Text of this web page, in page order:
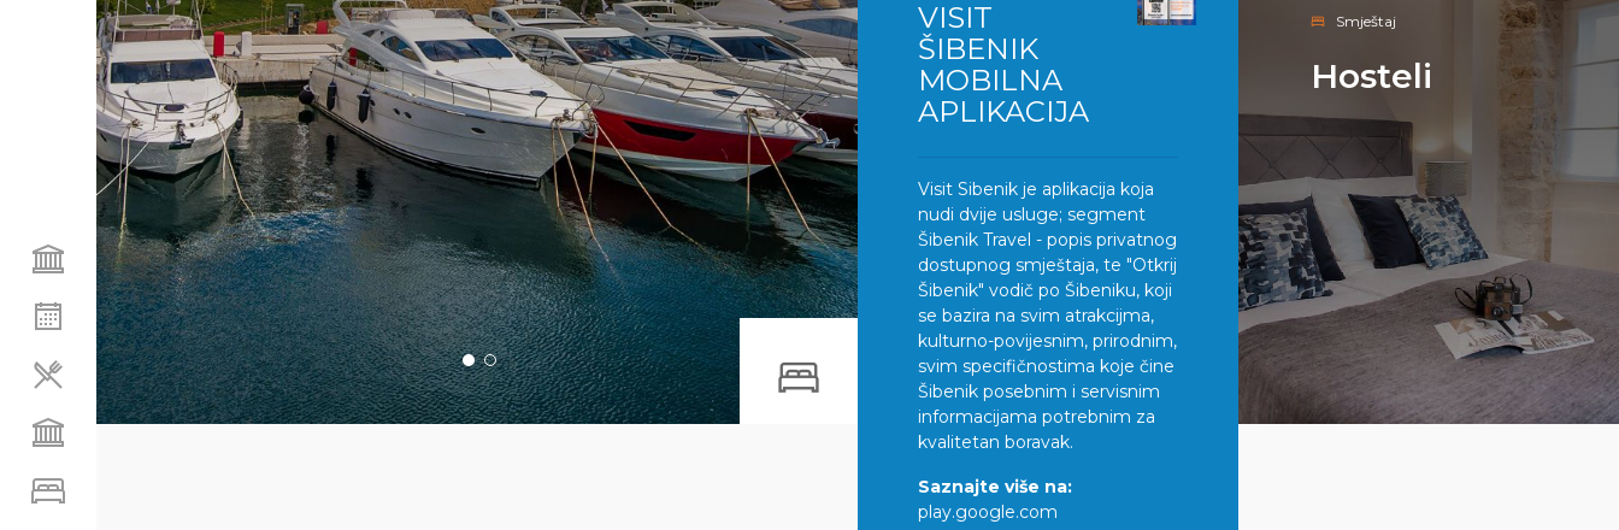
VISIT
ŠIBENIK
MOBILNA
APLIKACIJA
Visit Sibenik je aplikacija koja
nudi dvije usluge; segment
Šibenik Travel - popis privatnog
dostupnog smještaja, te "Otkrij
Šibenik" vodič po Šibeniku, koji
se bazira na svim atrakcijma,
kulturno-povijesnim, prirodnim,
svim specifičnostima koje čine
Šibenik posebnim i servisnim
informacijama potrebnim za
kvalitetan boravak.
Saznajte više na:
play.google.com
Smještaj
Hosteli